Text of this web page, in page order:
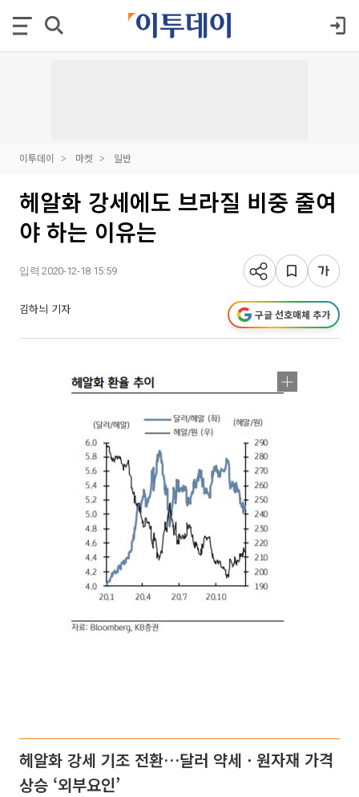
이투데이 마켓 일반
헤알화 강세에도 브라질 비중 줄여
야 하는 이유는
입력 2020-12-18 15:59
김하늬 기자 구글 선호매체 추가
헤알화 강세 기조 전환…달러 약세ㆍ원자재 가격
상승 ‘외부요인’